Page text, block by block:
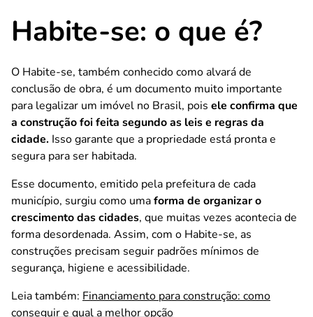
Habite-se: o que é?
O Habite-se, também conhecido como alvará de
conclusão de obra, é um documento muito importante
para legalizar um imóvel no Brasil, pois ele confirma que
a construção foi feita segundo as leis e regras da
cidade. Isso garante que a propriedade está pronta e
segura para ser habitada.
Esse documento, emitido pela prefeitura de cada
município, surgiu como umaforma de organizar o
crescimento das cidades, que muitas vezes acontecia de
forma desordenada. Assim, com o Habite-se, as
construções precisam seguir padrões mínimos de
segurança, higiene e acessibilidade.
Leia também: Financiamento para construção: como
conseguir e qual a melhor opção